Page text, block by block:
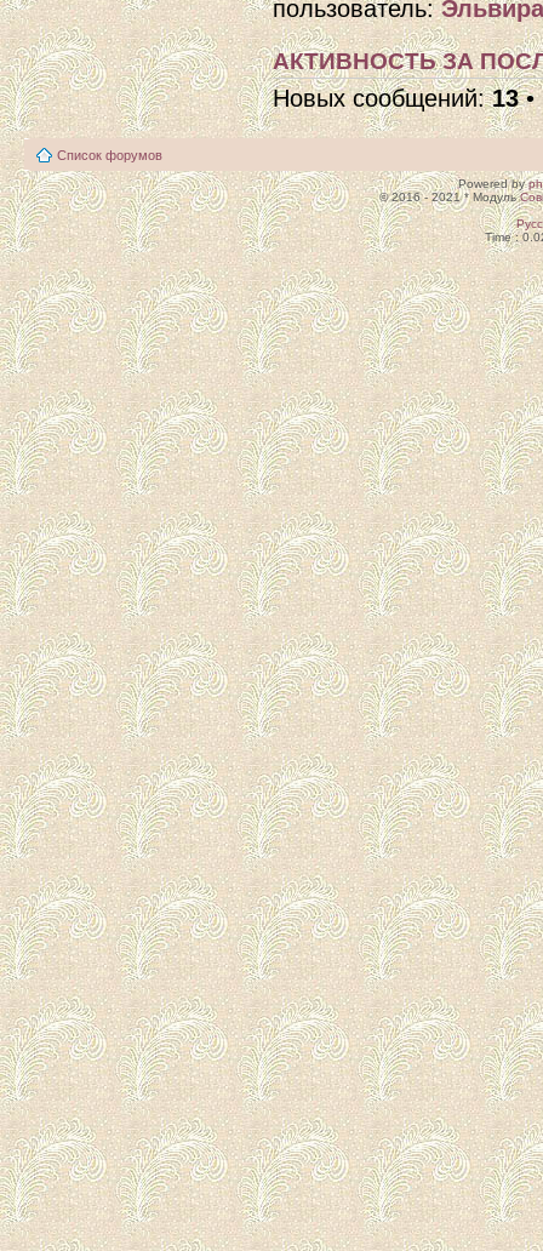
пользователь:
АКТИВНОСТЬ ЗА
Новых сообщений:13•
Список форумов
Powered by
© 2016 - 2021 * Модуль
Time :